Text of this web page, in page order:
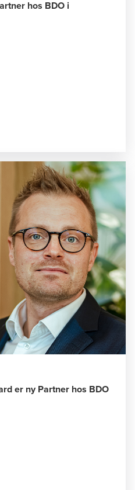
hos BDO i
er ny Partner hos BDO